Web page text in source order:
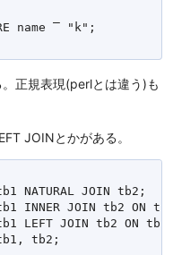
name ‾ "k";
正規表現(perlとは違う)も
JOINとかがある。
NATURAL JOIN tb2;
INNER JOIN tb2 ON
LEFT JOIN tb2 ON
tb1, tb2;